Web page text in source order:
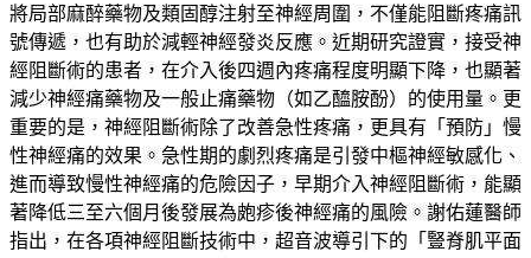
將局部麻醉藥物及類固醇注射至神經周圍，不僅能阻斷疼痛訊
號傳遞，也有助於減輕神經發炎反應。近期研究證實，接受神
經阻斷術的患者，在介入後四週內疼痛程度明顯下降，也顯著
減少神經痛藥物及一般止痛藥物（如乙醯胺酚）的使用量。更
重要的是，神經阻斷術除了改善急性疼痛，更具有「預防」慢
性神經痛的效果。急性期的劇烈疼痛是引發中樞神經敏感化、
進而導致慢性神經痛的危險因子，早期介入神經阻斷術，能顯
著降低三至六個月後發展為皰疹後神經痛的風險。謝佑蓮醫師
指出，在各項神經阻斷技術中，超音波導引下的「豎脊肌平面